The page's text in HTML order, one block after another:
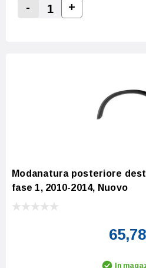
Decrease Quantity:
-
Increase
+
Modanatura posteriore
fase 1, 2010-2014, Nuovo
In